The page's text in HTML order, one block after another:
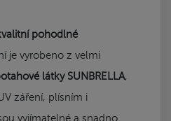
pohodlné
je vyrobeno z velmi
látky SUNBRELLA,
záření, plísním i
vyjímatelné a snadno